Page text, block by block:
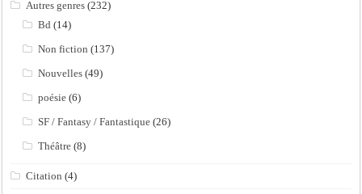
Autres genres (232)
Bd (14)
Non fiction (137)
Nouvelles (49)
poésie (6)
SF / Fantasy / Fantastique (26)
Théâtre (8)
Citation (4)